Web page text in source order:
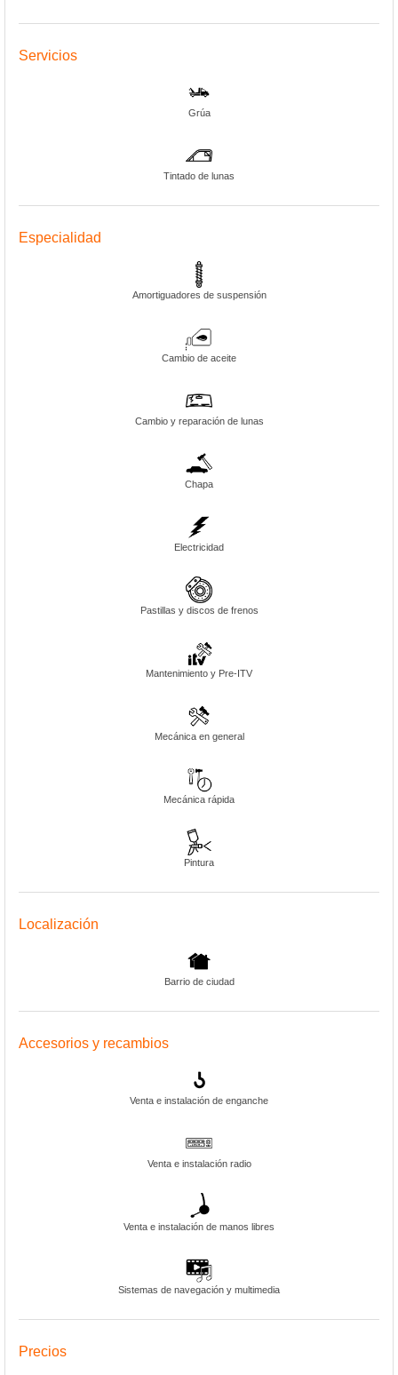
Servicios
Grúa
Tintado de lunas
Especialidad
Amortiguadores de suspensión
Cambio de aceite
Cambio y reparación de lunas
Chapa
Electricidad
Pastillas y discos de frenos
Mantenimiento y Pre-ITV
Mecánica en general
Mecánica rápida
Pintura
Localización
Barrio de ciudad
Accesorios y recambios
Venta e instalación de enganche
Venta e instalación radio
Venta e instalación de manos libres
Sistemas de navegación y multimedia
Precios